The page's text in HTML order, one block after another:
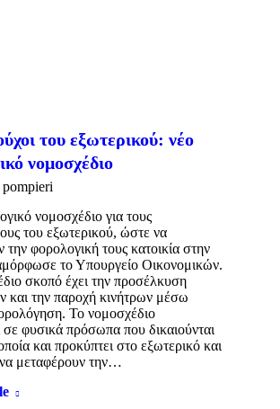
του εξωτερικού: νέο
νομοσχέδιο
pompieri
νομοσχέδιο για τους
του εξωτερικού, ώστε να
την φορολογική τους κατοικία στην
το Υπουργείο Οικονομικών.
σκοπό έχει την προσέλκυση
και την παροχή κινήτρων μέσω
Το νομοσχέδιο
σε φυσικά πρόσωπα που δικαιούνται
και προκύπτει στο εξωτερικό και
μεταφέρουν την…